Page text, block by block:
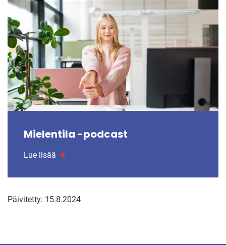
Mielentila -podcast
Lue lisää
Päivitetty: 15.8.2024